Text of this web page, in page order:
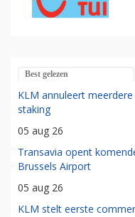
Best gelezen
KLM annuleert
staking
05 aug 26
Transavia opent
Brussels Airport
05 aug 26
KLM stelt eerste